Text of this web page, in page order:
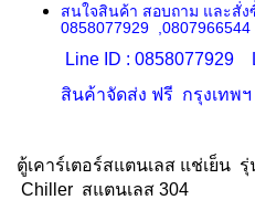
สนใจสินค้า สอบถาม และสั่ง
0858077929 ,0807966544
Line ID : 0858077929
สินค้าจัดส่ง ฟรี กรุงเทพ
ตู้เคาร์เตอร์สแตนเลส แช่เย็น
Chiller สแตนเลส 304